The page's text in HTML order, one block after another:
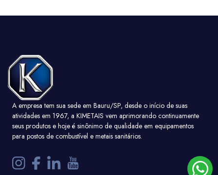
A empresa tem sua sede em Bauru/SP, desde o início de suas
atividades em 1967, a KIMETAIS vem aprimorando continuamente
seus produtos e hoje é sinônimo de qualidade em equipamentos
para postos de combustível e metais sanitários.